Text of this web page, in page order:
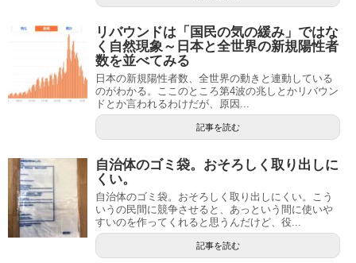
リバウンドは「国民の気の緩み」ではな
く自然現象～日本と全世界の新規陽性者
数を並べてみる
日本の新規陽性者数、全世界の動きと連動している
のがわかる。ここのところ第4波の兆しとかリバウン
ドとか言われるわけだが、原因...
記事を読む
自治体のゴミ袋。おそろしく取り出しに
くい。
自治体のゴミ袋。おそろしく取り出しにくい。こう
いうの民間に競争させると、あっという間に使いや
すいのを作ってくれると思うんだけど、役...
記事を読む